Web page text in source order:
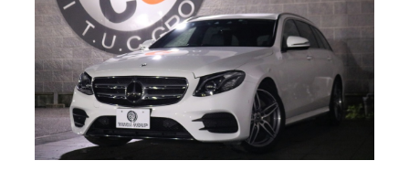
スタッフブログ
ホーム T.U.C.GROUP